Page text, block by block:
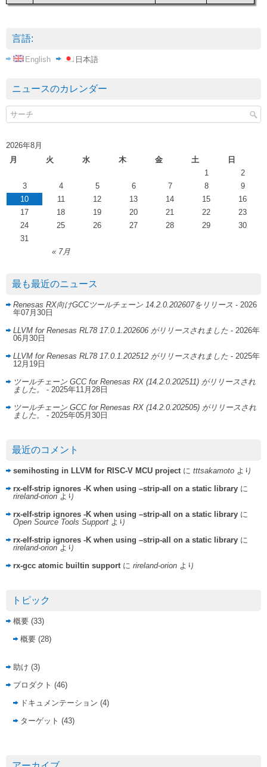
言語:
English 日本語
ニュースのカレンダー
2026年8月
月
火 水 木 金 土 日
« 7月
1
2
3
4 5 6 7 8
9
10
11 12 13 14 15
16
17
18 19 20 21 22
23
24
25 26 27 28 29
30
31
最も最近のニュース
Renesas RX向けGCCツールチェーン 14.2.0.202607をリリース - 2026
年07月30日
LLVM for Renesas RL78 17.0.1.202606 がリリースされました - 2026年
06月30日
LLVM for Renesas RL78 17.0.1.202512 がリリースされました - 2025年
12月19日
ツールチェーン GCC for Renesas RX (14.2.0.202511) がリリースされ
ました。
- 2025年11月28日
ツールチェーン GCC for Renesas RX (14.2.0.202505) がリリースされ
ました。
- 2025年05月30日
最近のコメント
semihosting in LLVM for RISC-V MCU projectに tttsakamoto より
rx-elf-strip ignores -K when using –strip-all on a static library に
rireland-orion より
rx-elf-strip ignores -K when using –strip-all on a static library に
Open Source Tools Support より
rx-elf-strip ignores -K when using –strip-all on a static library に
rireland-orion より
rx-gcc atomic builtin supportに rireland-orion より
トピック
概要 (33)
概要 (28)
助け (3)
プロダクト (46)
ドキュメンテーション (4)
ターゲット (43)